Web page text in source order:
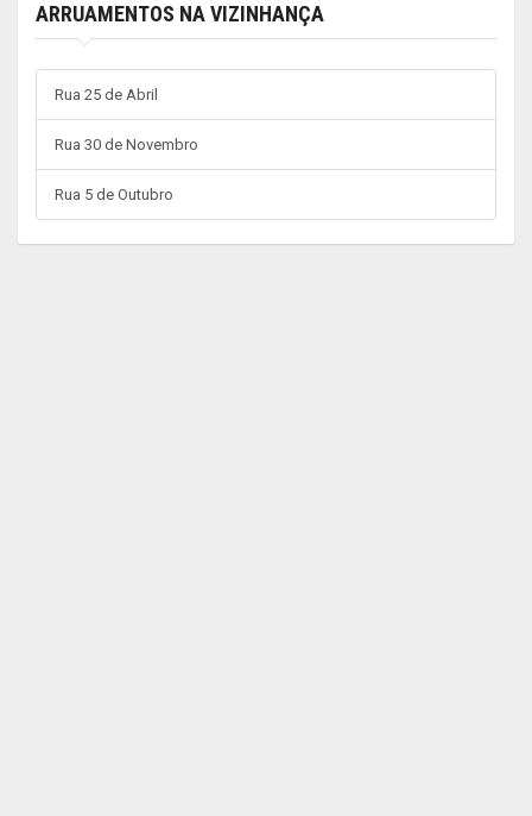
ARRUAMENTOS NA VIZINHANÇA
Rua 25 de Abril
Rua 30 de Novembro
Rua 5 de Outubro